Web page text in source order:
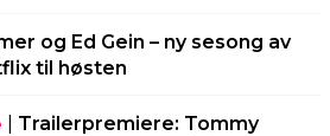
og Ed Gein – ny sesong av
til høsten
Trailerpremiere: Tommy